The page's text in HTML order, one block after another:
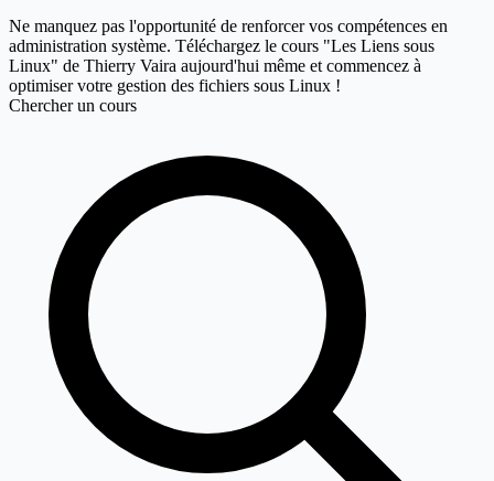
Ne manquez pas l'opportunité de renforcer vos compétences en
administration système. Téléchargez le cours "Les Liens sous
Linux" de Thierry Vaira aujourd'hui même et commencez à
optimiser votre gestion des fichiers sous Linux !
Chercher un cours